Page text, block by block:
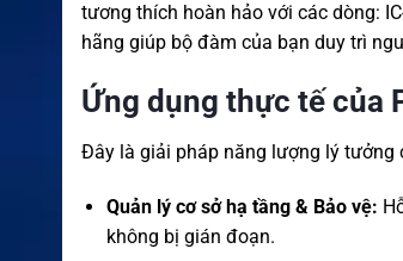
tương thích hoàn hảo với các dòng:
hãng giúp bộ đàm của bạn duy trì
Ứng dụng thực tế của
Đây là giải pháp năng lượng lý tưởng
Quản lý cơ sở hạ tầng & Bảo vệ:
không bị gián đoạn.